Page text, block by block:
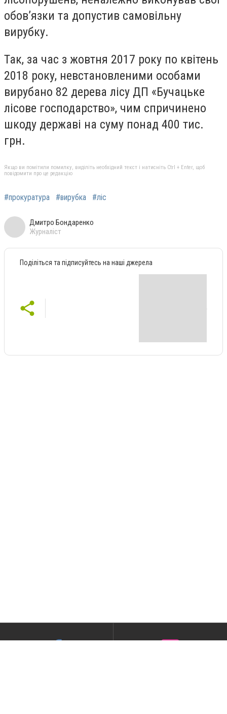
обов’язки та допустив самовільну
вирубку.
Так, за час з жовтня 2017 року по квітень
2018 року, невстановленими особами
вирубано 82 дерева лісу ДП «Бучацьке
лісове господарство», чим спричинено
шкоду державі на суму понад 400 тис.
грн.
Якщо ви помітили помилку, виділіть необхідний текст і натисніть Ctrl + Enter, щоб
повідомити про це редакцію
#прокуратура #вирубка #ліс
Дмитро Бондаренко
Журналіст
Поділіться та підписуйтесь на наші джерела